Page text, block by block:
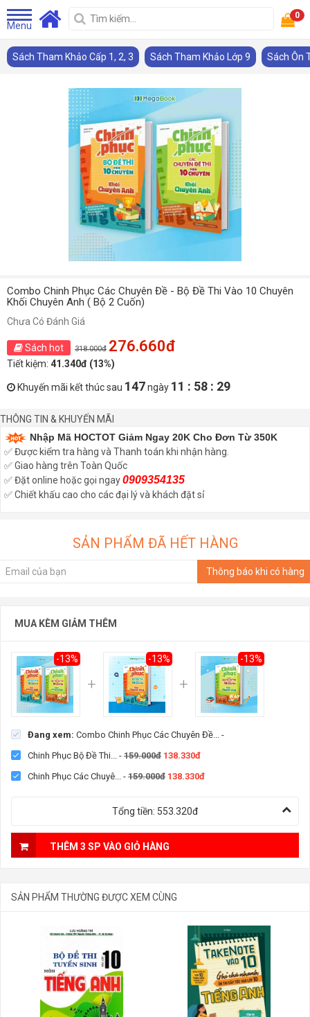
Menu
0
Sách Tham Khảo Cấp 1, 2, 3 Sách Tham Khảo Lớp 9 Sách Ôn
Combo Chinh Phục Các Chuyên Đề - Bộ Đề Thi Vào 10 Chuyên
Khối Chuyên Anh ( Bộ 2 Cuốn)
Chưa Có Đánh Giá
Sách hot 318.000đ 276.660đ
Tiết kiệm: 41.340đ (13%)
Khuyến mãi kết thúc sau 147ngày 11 : 58 : 28
THÔNG TIN & KHUYẾN MÃI
Nhập Mã HOCTOT Giảm Ngay 20K Cho Đơn Từ 350K
✅ Được kiểm tra hàng và Thanh toán khi nhận hàng.
✅ Giao hàng trên Toàn Quốc
✅ Đặt online hoặc gọi ngay0909354135
✅ Chiết khấu cao cho các đại lý và khách đặt sỉ
SẢN PHẨM ĐÃ HẾT HÀNG
Thông báo khi có hàng
MUA KÈM GIẢM THÊM
-13% -13% -13%
Đang xem: Combo Chinh Phục Các Chuyên Đề...
-
Chinh Phục Bộ Đề Thi...
- 159.000đ 138.330đ
Chinh Phục Các Chuyê...
- 159.000đ 138.330đ
Tổng tiền: 553.320đ
THÊM 3 SP VÀO GIỎ HÀNG
SẢN PHẨM THƯỜNG ĐƯỢC XEM CÙNG